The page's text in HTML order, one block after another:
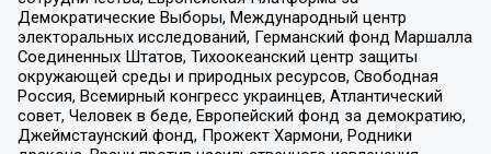
Демократические Выборы, Международный центр
электоральных исследований, Германский фонд Маршалла
Соединенных Штатов, Тихоокеанский центр защиты
окружающей среды и природных ресурсов, Свободная
Россия, Всемирный конгресс украинцев, Атлантический
совет, Человек в беде, Европейский фонд за демократию,
Джеймстаунский фонд, Прожект Хармони, Родники